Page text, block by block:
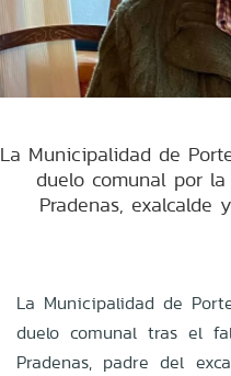
La Municipalidad de
duelo comunal por
Pradenas, exalcalde
La Municipalidad de
duelo comunal tras el
Pradenas, padre del